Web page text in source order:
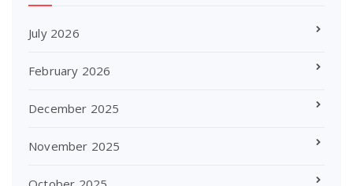
July 2026
February 2026
December 2025
November 2025